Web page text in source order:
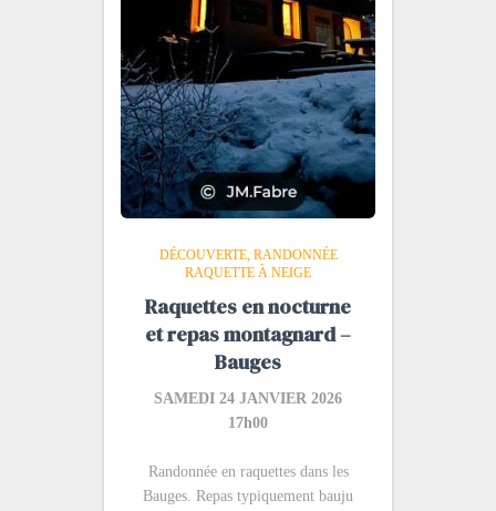
DÉCOUVERTE RANDONNÉE
RAQUETTE À NEIGE
Raquettes en nocturne
et repas montagnard –
Bauges
SAMEDI 24 JANVIER 2026
17h00
Randonnée en raquettes dans les
Bauges. Repas typiquement bauju